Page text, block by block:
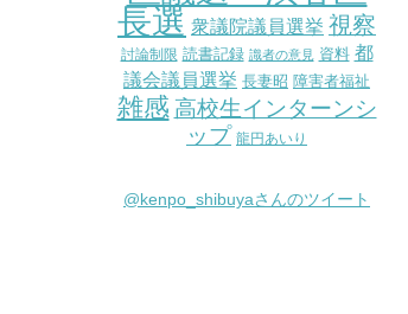
長選 衆議院議員選挙 視察
討論制限 読書記録 識者の意見 資料 都
議会議員選挙 長妻昭 障害者福祉
雑感 高校生インターンシ
ップ 龍円あいり
@kenpo_shibuyaさんのツイート